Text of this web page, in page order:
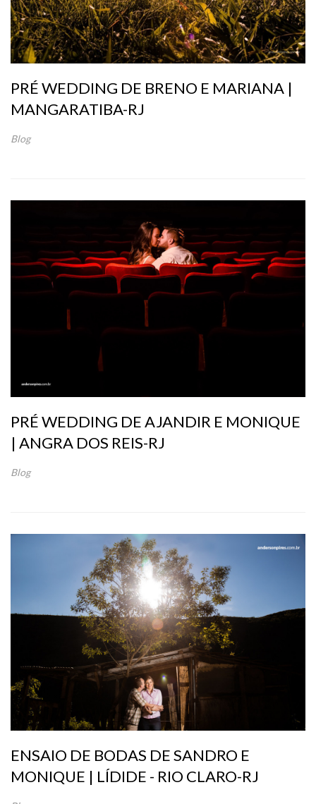
PRÉ WEDDING DE BRENO E MARIANA |
MANGARATIBA-RJ
Blog
PRÉ WEDDING DE AJANDIR E MONIQUE
| ANGRA DOS REIS-RJ
Blog
ENSAIO DE BODAS DE SANDRO E
MONIQUE | LÍDIDE - RIO CLARO-RJ